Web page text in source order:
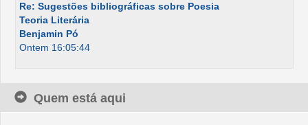
Re: Sugestões bibliográficas sobre Poesia
Teoria Literária
Benjamin Pó
Ontem 16:05:44
Quem está aqui